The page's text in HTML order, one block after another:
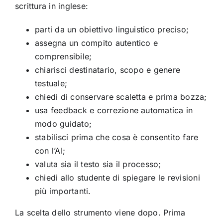
scrittura in inglese:
parti da un obiettivo linguistico preciso;
assegna un compito autentico e
comprensibile;
chiarisci destinatario, scopo e genere
testuale;
chiedi di conservare scaletta e prima bozza;
usa feedback e correzione automatica in
modo guidato;
stabilisci prima che cosa è consentito fare
con l’AI;
valuta sia il testo sia il processo;
chiedi allo studente di spiegare le revisioni
più importanti.
La scelta dello strumento viene dopo. Prima